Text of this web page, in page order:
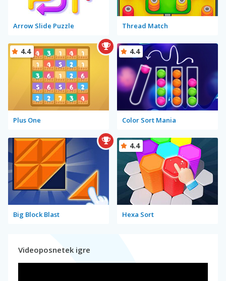
Arrow Slide Puzzle Thread Match
Plus One
4.4
Color Sort Mania
4.4
Big Block Blast Hexa Sort
4.4
Videoposnetek igre